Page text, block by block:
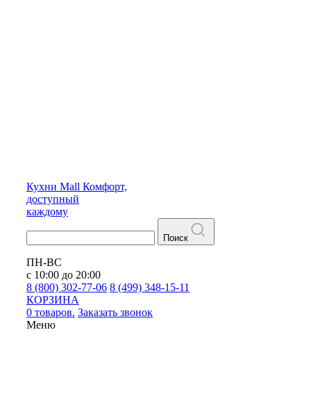
Кухни Mall Комфорт,
доступный
каждому
Поиск
ПН-ВС
с 10:00 до 20:00
8 (800) 302-77-06 8 (499) 348-15-11
КОРЗИНА
0 товаров. Заказать звонок
Меню